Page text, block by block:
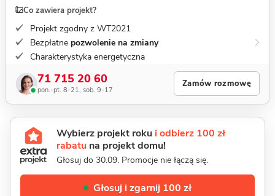
Co zawiera projekt?
Projekt zgodny z WT2021
Bezpłatne pozwolenie na zmiany
Charakterystyka energetyczna
71 715 20 60
pon.-pt. 8-21, sob. 9-17
Zamów rozmowę
Wybierz projekt roku i odbierz 100 zł
rabatu na projekt domu!
Głosuj do 30.09. Promocje nie łączą się.
Głosuj i zgarnij 100 zł